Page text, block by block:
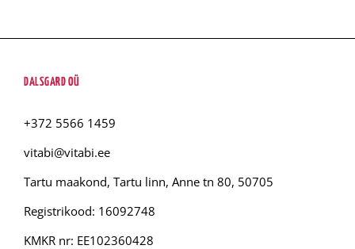
DALSGARD OÜ
+372 5566 1459
vitabi@vitabi.ee
Tartu maakond, Tartu linn, Anne tn 80, 50705
Registrikood: 16092748
KMKR nr: EE102360428